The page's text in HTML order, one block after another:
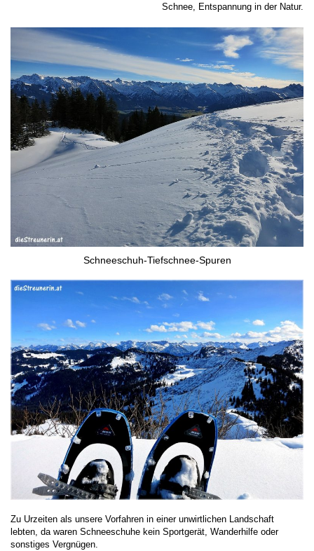
Schnee, Entspannung in der Natur.
Schneeschuh-Tiefschnee-Spuren
Zu Urzeiten als unsere Vorfahren in einer unwirtlichen Landschaft
lebten, da waren Schneeschuhe kein Sportgerät, Wanderhilfe oder
sonstiges Vergnügen.